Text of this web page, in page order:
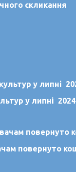
скликання
у липні
повернуто